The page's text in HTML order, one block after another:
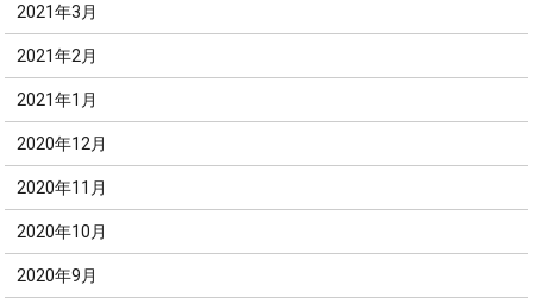
2021年3月
2021年2月
2021年1月
2020年12月
2020年11月
2020年10月
2020年9月